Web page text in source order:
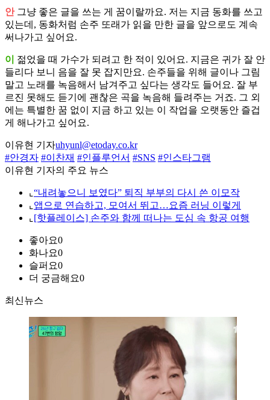
안그냥 좋은 글을 쓰는 게 꿈이랄까요. 저는 지금 동화를 쓰고
있는데, 동화처럼 손주 또래가 읽을 만한 글을 앞으로도 계속
써나가고 싶어요.
이
젊었을 때 가수가 되려고 한 적이 있어요. 지금은 귀가 잘 안
들리다 보니 음을 잘 못 잡지만요. 손주들을 위해 글이나 그림
말고 노래를 녹음해서 남겨주고 싶다는 생각도 들어요. 잘 부
르진 못해도 듣기에 괜찮은 곡을 녹음해 들려주는 거죠. 그 외
에는 특별한 꿈 없이 지금 하고 있는 이 작업을 오랫동안 즐겁
게 해나가고 싶어요.
이유현 기자uhyunl@etoday.co.kr
#안경자 #이찬재 #인플루언서 #SNS #인스타그램
이유현 기자의 주요 뉴스
⌞ “내려놓으니 보였다” 퇴직 부부의 다시 쓴 이모작
⌞ 앱으로 연습하고, 모여서 뛰고…요즘 러닝 이렇게
⌞ [핫플레이스] 손주와 함께 떠나는 도심 속 항공 여행
좋아요0
화나요0
슬퍼요0
더 궁금해요0
최신뉴스